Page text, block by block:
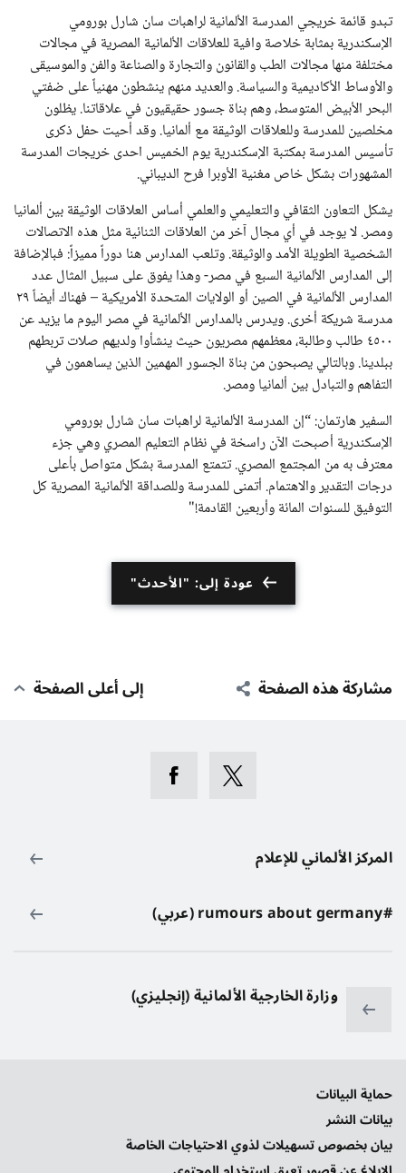
تبدو قائمة خريجي المدرسة الألمانية لراهبات سان شارل بورومي
الإسكندرية بمثابة خلاصة وافية للعلاقات الألمانية المصرية في مجالات
مختلفة منها مجالات الطب والقانون والتجارة والصناعة والفن والموسيقى
والأوساط الأكاديمية والسياسة. والعديد منهم ينشطون مهنياً على ضفتي
البحر الأبيض المتوسط، وهم بناة جسور حقيقيون في علاقاتنا. يظلون
مخلصين للمدرسة وللعلاقات الوثيقة مع ألمانيا. وقد أحيت حفل ذكرى
تأسيس المدرسة بمكتبة الإسكندرية يوم الخميس احدى خريجات المدرسة
المشهورات بشكل خاص مغنية الأوبرا فرح الديباني.
يشكل التعاون الثقافي والتعليمي والعلمي أساس العلاقات الوثيقة بين ألمانيا
ومصر. لا يوجد في أي مجال آخر من العلاقات الثنائية مثل هذه الاتصالات
الشخصية الطويلة الأمد والوثيقة. وتلعب المدارس هنا دوراً مميزاً: فبالإضافة
إلى المدارس الألمانية السبع في مصر- وهذا يفوق على سبيل المثال عدد
المدارس الألمانية في الصين أو الولايات المتحدة الأمريكية – فهناك أيضاً ٢٩
مدرسة شريكة أخرى. ويدرس بالمدارس الألمانية في مصر اليوم ما يزيد عن
٤٥٠٠ طالب وطالبة، معظمهم مصريون حيث ينشأوا ولديهم صلات تربطهم
ببلدينا. وبالتالي يصبحون من بناة الجسور المهمين الذين يساهمون في
التفاهم والتبادل بين ألمانيا ومصر.
السفير هارتمان: “إن المدرسة الألمانية لراهبات سان شارل بورومي
الإسكندرية أصبحت الآن راسخة في نظام التعليم المصري وهي جزء
معترف به من المجتمع المصري. تتمتع المدرسة بشكل متواصل بأعلى
درجات التقدير والاهتمام. أتمنى للمدرسة وللصداقة الألمانية المصرية كل
التوفيق للسنوات المائة وأربعين القادمة!"
عودة إلى: "الأحدث"
مشاركة هذه الصفحة إلى أعلى الصفحة
المركز الألماني للإعلام
#rumours about germany (عربي)
وزارة الخارجية الألمانية (إنجليزي)
حماية البيانات
بيانات النشر
بيان بخصوص تسهيلات لذوي الاحتياجات الخاصة